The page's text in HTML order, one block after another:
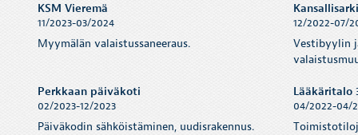
KSM Vieremä
11/2023-03/2024
Myymälän valaistussaneeraus.
12/2022-07/
Vestibyylin
Perkkaan päiväkoti
02/2023-12/2023
Päiväkodin sähköistäminen, uudisrakennus.
Lääkäritalo
04/2022-04/